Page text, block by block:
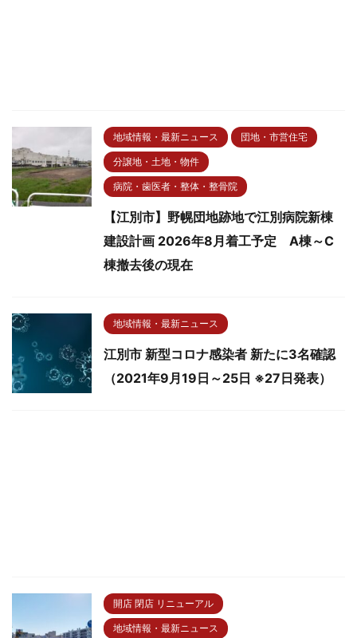
地域情報・最新ニュース 団地・市営住宅
分譲地・土地・物件
病院・歯医者・整体・整骨院
【江別市】野幌団地跡地で江別病院新棟
建設計画 2026年8月着工予定 A棟～C
棟撤去後の現在
地域情報・最新ニュース
江別市 新型コロナ感染者 新たに3名確認
（2021年9月19日～25日 ※27日発表）
開店 閉店 リニューアル
地域情報・最新ニュース